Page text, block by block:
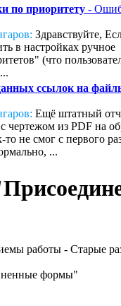
по приоритету -
Здравствуйте,
в настройках ручное
(что
ссылок на
Ещё штатный
чертежом из PDF на
то не смог с первого
...
работы - Старые
формы"